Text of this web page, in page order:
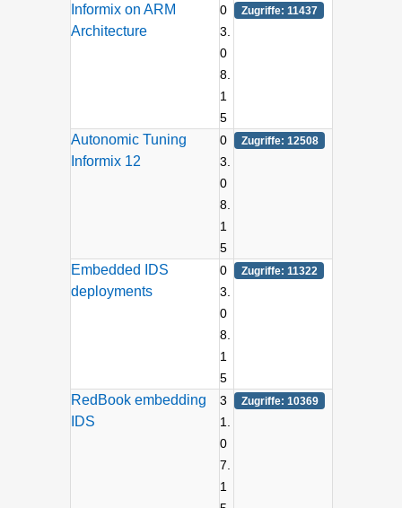
Informix on ARM
Architecture
0
3.
0
8.
1
5
Zugriffe: 11437
Autonomic Tuning
Informix 12
0
3.
0
8.
1
5
Zugriffe: 12508
Embedded IDS
deployments
0
3.
0
8.
1
5
Zugriffe: 11322
RedBook embedding
IDS
3
1.
0
7.
1
Zugriffe: 10369